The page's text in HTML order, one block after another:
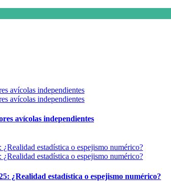
avícolas independientes
¿Realidad estadística o espejismo numérico?